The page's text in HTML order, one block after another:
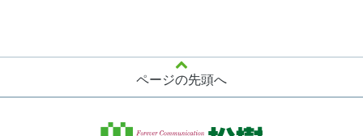
ページの先頭へ